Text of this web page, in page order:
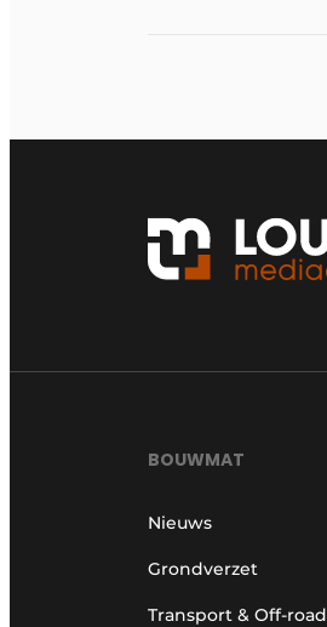
BOUWMAT
Nieuws
Grondverzet
Transport & Off-road